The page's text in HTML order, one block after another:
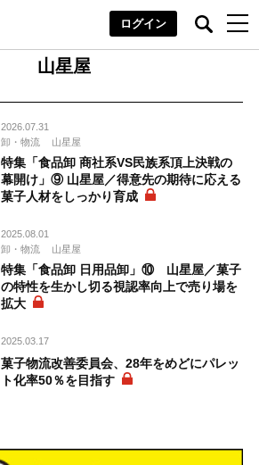
ログイン
山星屋
2026.07.31
卸・物流
山星屋
特集「食品卸 商社系VS民族系頂上決戦の
幕開け」⑨ 山星屋／得意先の期待に応える
菓子人材をしっかり育成
2025.08.01
卸・物流
山星屋
特集「食品卸 日用品卸」⑩ 山星屋／菓子
の特性を生かし切る視認率向上で売り場を
拡大
2025.03.17
菓子物流改善委員会、28年をめどにパレッ
ト化率50％を目指す